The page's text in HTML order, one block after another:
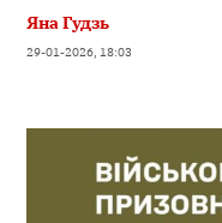
Яна Гудзь
29-01-2026, 18:03